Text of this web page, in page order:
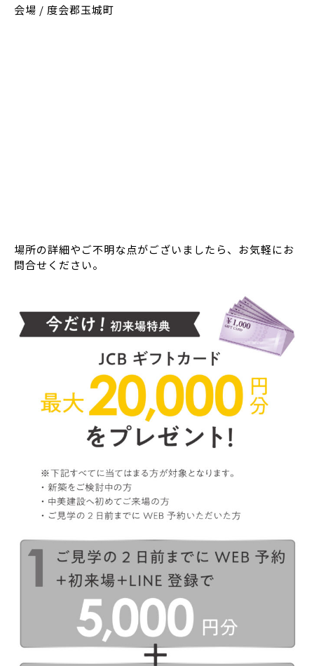
会場 / 度会郡玉城町
場所の詳細やご不明な点がございましたら、お気軽にお
問合せください。